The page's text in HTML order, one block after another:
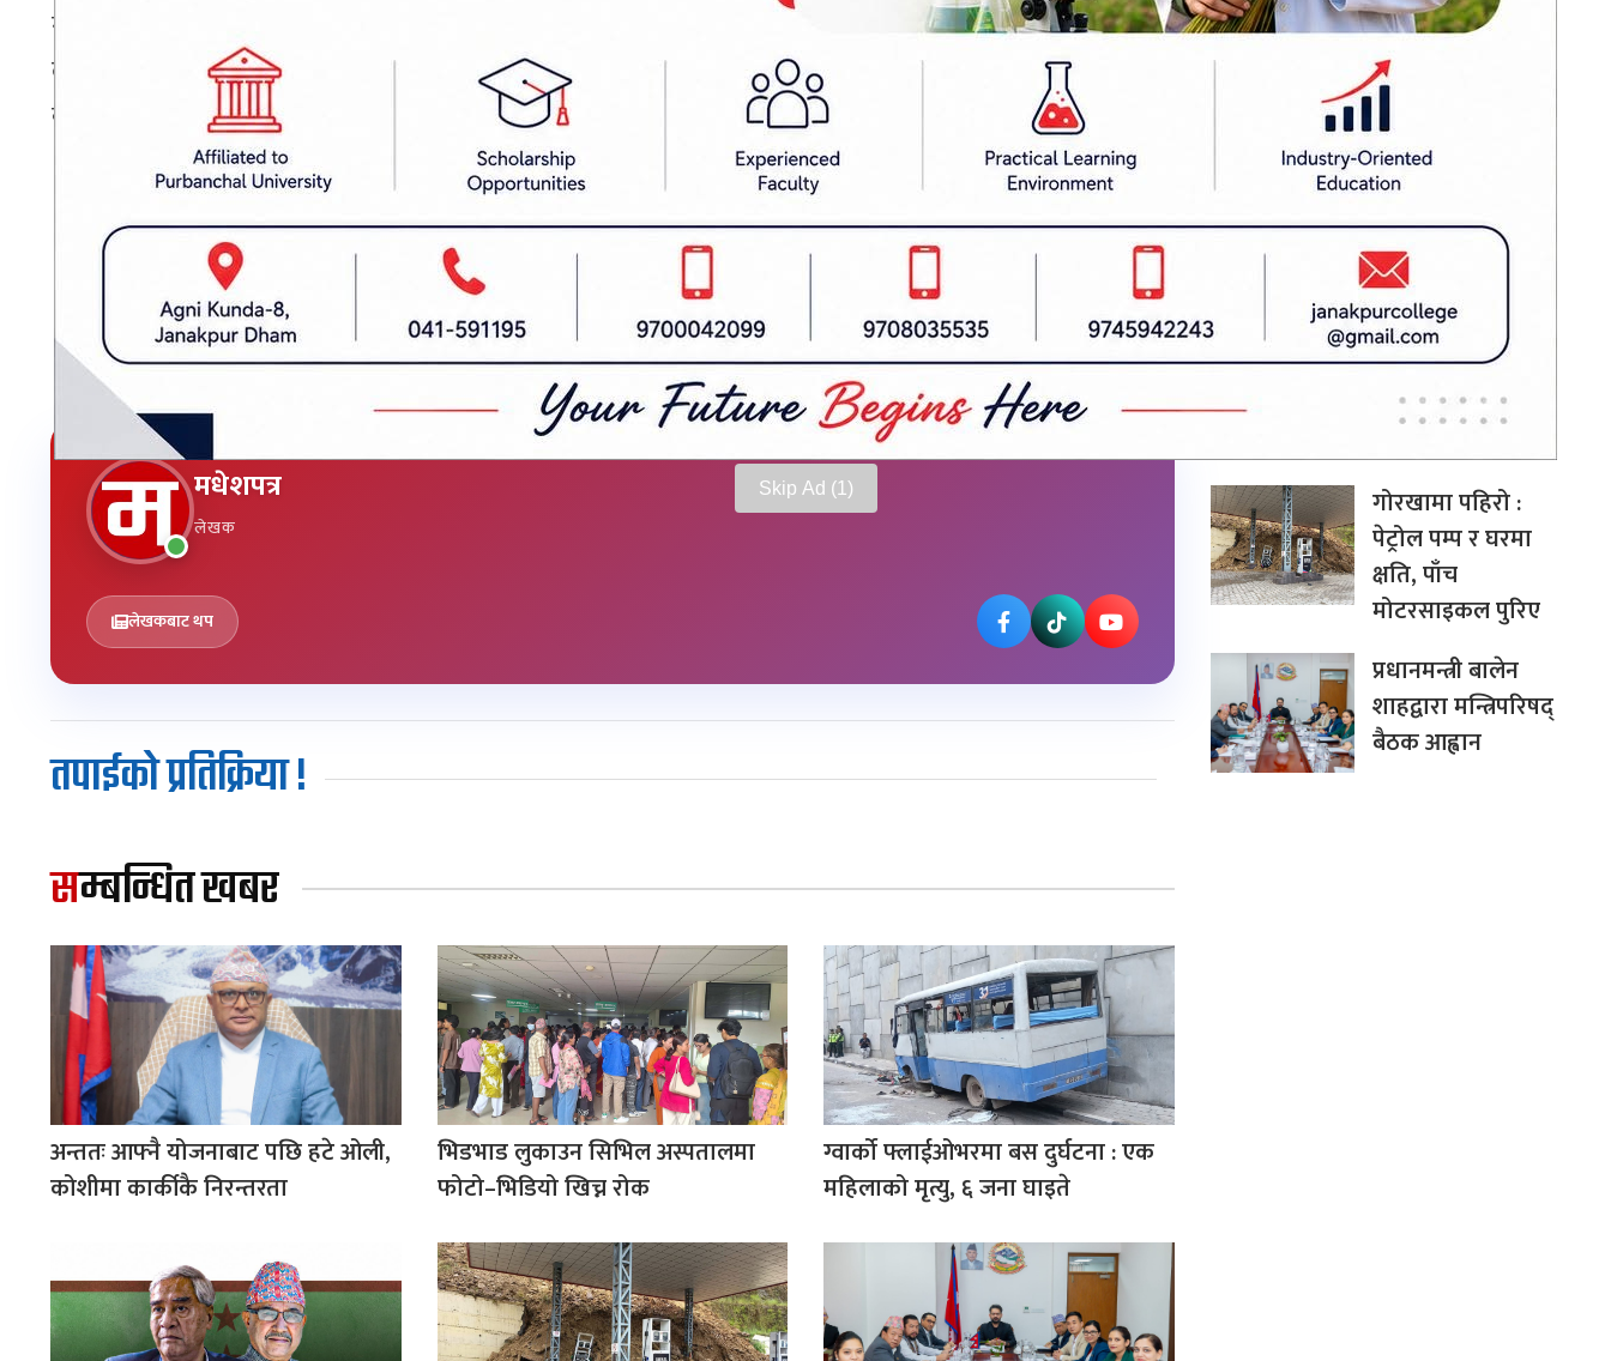
Skip Ad
गतिविधिलाई उत्तरदायी र पारदर्शी बनाउन माग गरेको छ । ज्ञापनपत्र मार्फत यानले मधेशी समुदायको अधिकार संरक्षणका
लागि स्थापित मधेशी आयोगले प्रभावकारी भूमिका खेल्नुपर्नेमा जोड दिएको छ । साथै, प्रधानमन्त्री तथा मन्त्रिपरिषद्को
कार्यालयमार्फत आवश्यक पहल गरी नीतिगत सुधार गर्न माग गरिएको छ ।
प्रकाशित मिति: २०८३ बैशाख १२, शनिबार ११:३५
भन्सार नीति राहुलराज यादव
मधेशपत्र
लेखक
लेखकबाट थप
तपाईको प्रतिक्रिया !
सम्बन्धित खबर
अन्ततः आफ्नै योजनाबाट पछि हटे ओली,
कोशीमा कार्कीकै निरन्तरता
भिडभाड लुकाउन सिभिल अस्पतालमा
फोटो–भिडियो खिच्न रोक
ग्वार्को फ्लाईओभरमा बस दुर्घटना : एक
महिलाको मृत्यु, ६ जना घाइते
फोटो–भिडियो खिच्न
रोक
ग्वार्को फ्लाईओभरमा
बस दुर्घटना : एक
महिलाको मृत्यु, ६
जना घाइते
सर्वोच्चमा कांग्रेस
विशेष
महाधिवेशनसम्बन्धी
पुनरावलोकन निवेदन
गोरखामा पहिरो :
पेट्रोल पम्प र घरमा
क्षति, पाँच
मोटरसाइकल पुरिए
प्रधानमन्त्री बालेन
शाहद्वारा मन्त्रिपरिषद्
बैठक आह्वान